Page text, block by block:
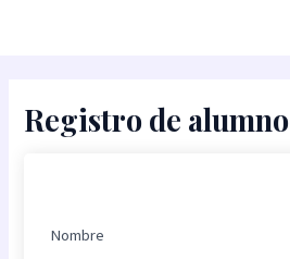
Registro de alumno
Nombre